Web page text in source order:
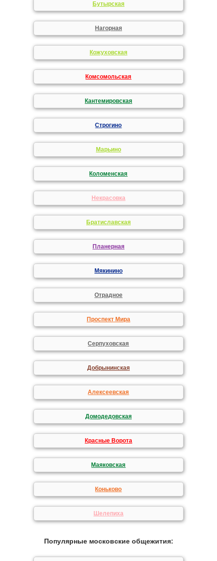
Бутырская
Нагорная
Кожуховская
Комсомольская
Кантемировская
Строгино
Марьино
Коломенская
Некрасовка
Братиславская
Планерная
Мякинино
Отрадное
Проспект Мира
Серпуховская
Добрынинская
Алексеевская
Домодедовская
Красные Ворота
Маяковская
Коньково
Шелепиха
Популярные московские общежития: